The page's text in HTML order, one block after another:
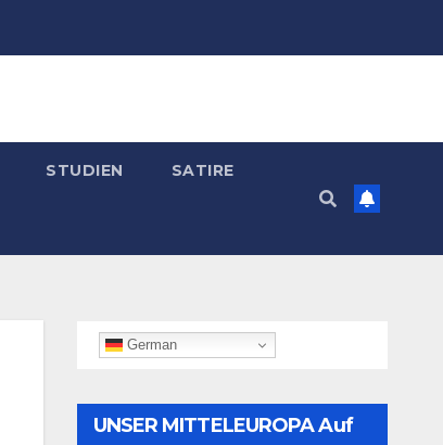
STUDIEN SATIRE
German
UNSER MITTELEUROPA Auf